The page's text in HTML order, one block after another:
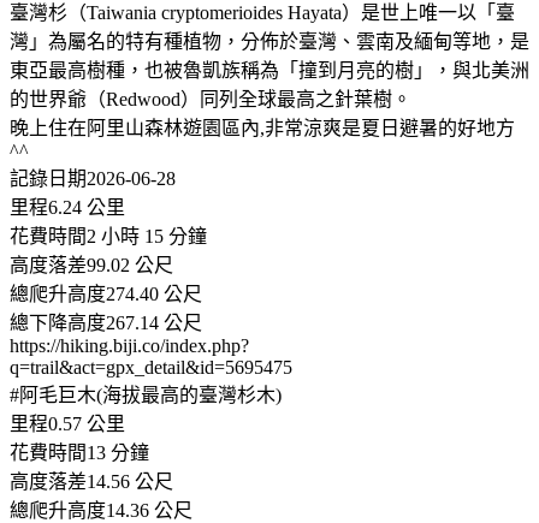
臺灣杉（Taiwania cryptomerioides Hayata）是世上唯一以「臺
灣」為屬名的特有種植物，分佈於臺灣、雲南及緬甸等地，是
東亞最高樹種，也被魯凱族稱為「撞到月亮的樹」，與北美洲
的世界爺（Redwood）同列全球最高之針葉樹。
晚上住在阿里山森林遊園區內,非常涼爽是夏日避暑的好地方
^^
記錄日期2026-06-28
里程6.24 公里
花費時間2 小時 15 分鐘
高度落差99.02 公尺
總爬升高度274.40 公尺
總下降高度267.14 公尺
https://hiking.biji.co/index.php?
q=trail&act=gpx_detail&id=5695475
#阿毛巨木(海拔最高的臺灣杉木)
里程0.57 公里
花費時間13 分鐘
高度落差14.56 公尺
總爬升高度14.36 公尺